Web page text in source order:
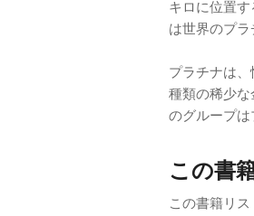
キロに位置
は世界のプラ
プラチナは
種類の稀少
のグループは
この書
この書籍リ